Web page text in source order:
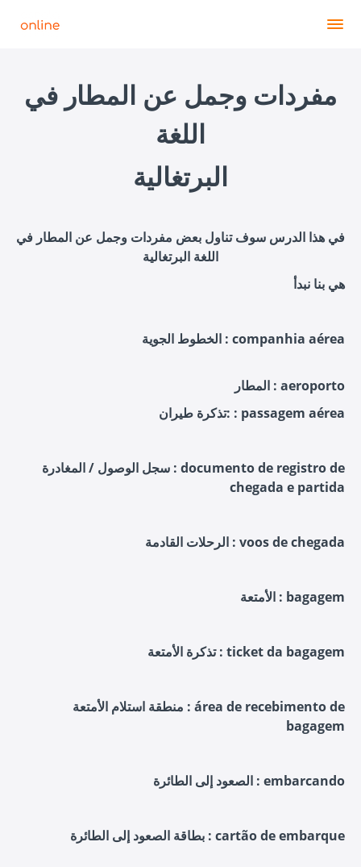
مفردات وجمل عن المطار في
اللغة
البرتغالية
في هذا الدرس سوف تناول بعض مفردات وجمل عن المطار في
اللغة البرتغالية
هي بنا نبدأ
الخطوط الجوية : companhia aérea
المطار : aeroporto
تذكرة طيران: : passagem aérea
سجل الوصول / المغادرة : documento de registro de
chegada e partida
الرحلات القادمة : voos de chegada
الأمتعة : bagagem
تذكرة الأمتعة : ticket da bagagem
منطقة استلام الأمتعة : área de recebimento de
bagagem
الصعود إلى الطائرة : embarcando
بطاقة الصعود إلى الطائرة : cartão de embarque